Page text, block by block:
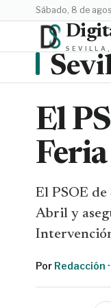
sábado, 8 de
SEVILLA,
El
El PSOE
Abril y
Por Redacción